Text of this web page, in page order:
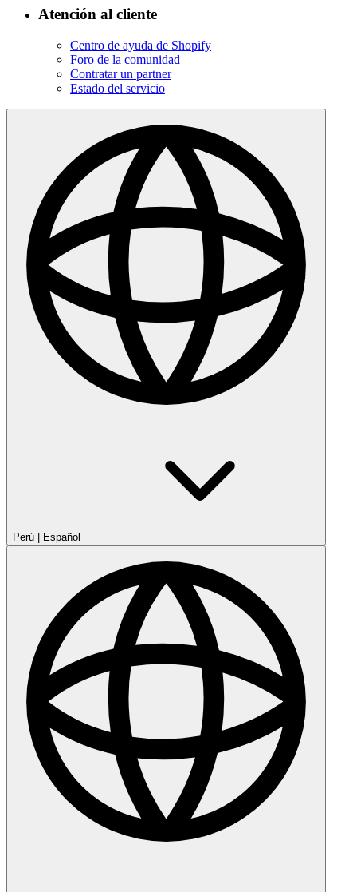
Atención al cliente
Centro de ayuda de Shopify
Foro de la comunidad
Contratar un partner
Estado del servicio
Perú | Español